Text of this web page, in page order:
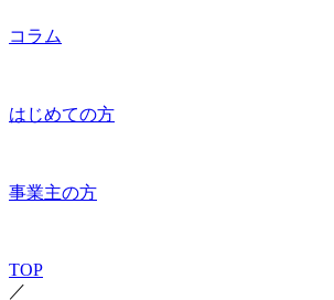
コラム
はじめての方
事業主の方
TOP
／